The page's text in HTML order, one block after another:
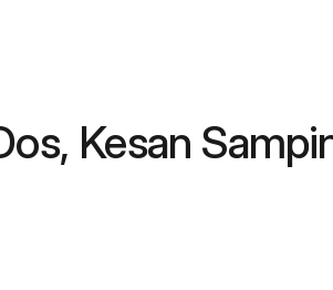
Kesan